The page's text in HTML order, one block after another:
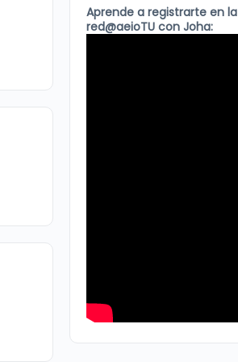
Aprende a registrarte en la
red@aeioTU con Joha: